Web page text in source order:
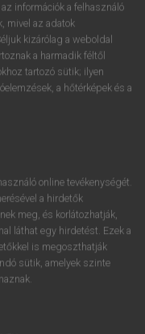
megtekintéséhez.
A szótár 2 órás,
regisztrálok és
információk a felhasználó
mivel az adatok
kizárólag a weboldal
a harmadik féltől
tartozó sütik; ilyen
a hőtérképek és a
online tevékenységét.
a hirdetők
meg, és korlátozhatják,
láthat egy hirdetést. Ezek a
is megoszthatják
sütik, amelyek szinte